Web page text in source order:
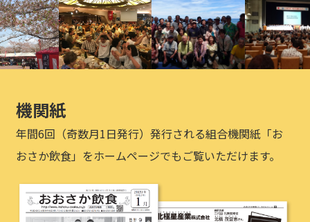
機関紙
年間6回（奇数月1日発行）発行される組合機関紙「お
おさか飲食」をホームページでもご覧いただけます。